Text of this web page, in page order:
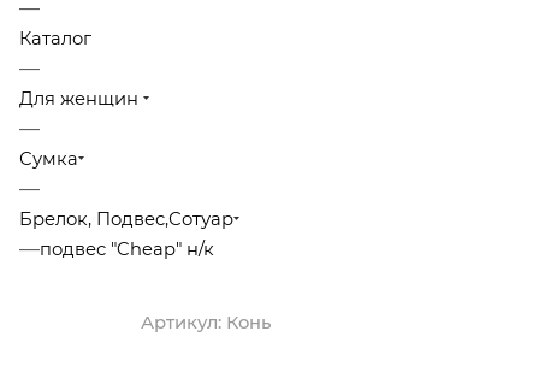
—
Каталог
—
Для женщин
—
Сумка
—
Брелок, Подвес,Сотуар
—подвес "Cheap" н/к
Артикул: Конь